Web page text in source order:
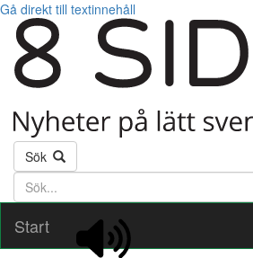
Gå direkt till textinnehåll
Sök
Söktext
Start